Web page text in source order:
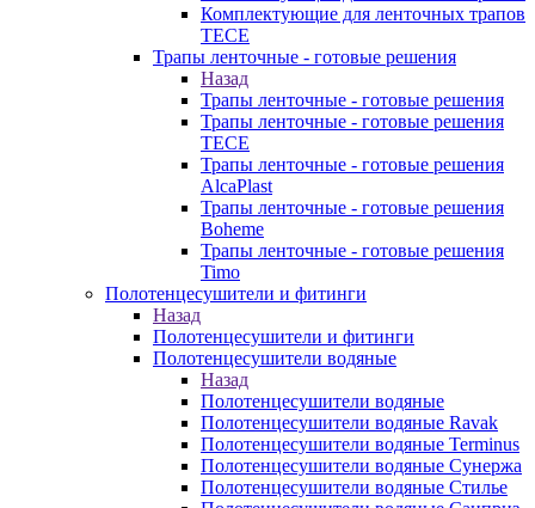
Комплектующие для ленточных трапов
TECE
Трапы ленточные - готовые решения
Назад
Трапы ленточные - готовые решения
Трапы ленточные - готовые решения
TECE
Трапы ленточные - готовые решения
AlcaPlast
Трапы ленточные - готовые решения
Boheme
Трапы ленточные - готовые решения
Timo
Полотенцесушители и фитинги
Назад
Полотенцесушители и фитинги
Полотенцесушители водяные
Назад
Полотенцесушители водяные
Полотенцесушители водяные Ravak
Полотенцесушители водяные Terminus
Полотенцесушители водяные Сунержа
Полотенцесушители водяные Стилье